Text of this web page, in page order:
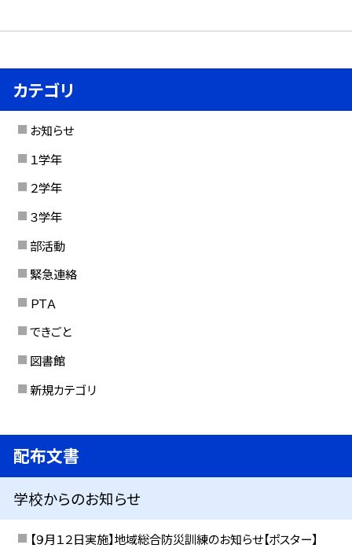
カテゴリ
お知らせ
１学年
２学年
３学年
部活動
緊急連絡
ＰＴＡ
できごと
図書館
新規カテゴリ
配布文書
学校からのお知らせ
【９月１２日実施】地域総合防災訓練のお知らせ【ポスター】